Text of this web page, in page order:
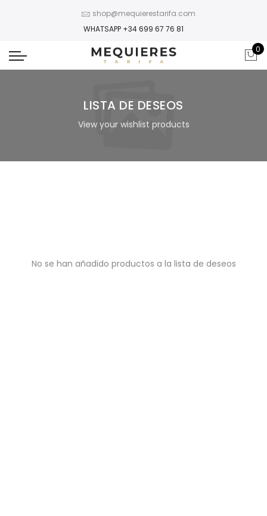
shop@mequierestarifa.com
WHATSAPP +34 699 67 76 81
0
LISTA DE DESEOS
View your wishlist products
No se han añadido productos a la lista de deseos